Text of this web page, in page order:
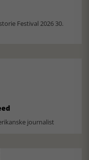
Festival 2026 30.
journalist